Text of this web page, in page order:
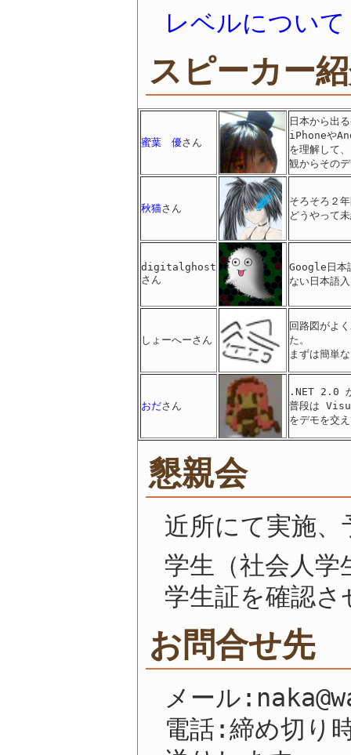
レベルについて
スピーカー
蜜葉 優さん
日本から出
iPhoneや
を理解して
観からその
秋猫さん
そろそろ２
どうやって
digitalghost
さん
Google日本
ない日本語
しょーへーさん
回路図がよ
た。
まずは簡単
おださん
.NET 2.0
普段は
をデモを交
懇親会
近所にて実施
学生（社会人
学生証を確認
お問合せ先
メール
電話:締め切り